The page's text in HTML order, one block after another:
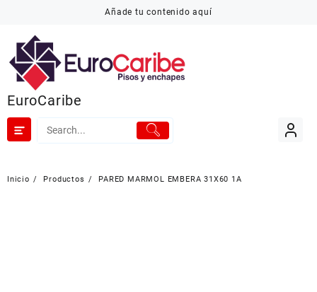
Añade tu contenido aquí
EuroCaribe
Inicio Productos PARED MARMOL EMBERA 31X60 1A